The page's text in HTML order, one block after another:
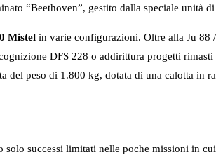
“Beethoven”, gestito dalla speciale unità
Mistel in varie configurazioni. Oltre alla Ju 88
DFS 228 o addirittura progetti
del peso di 1.800 kg, dotata di una calotta
solo successi limitati nelle poche missioni in